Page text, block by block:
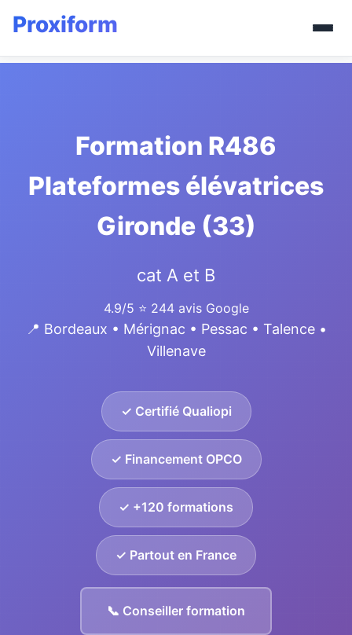
Formation R486
Plateformes élévatrices
Gironde (33)
cat A et B
4.9/5 ⭐ 244 avis Google
📍 Bordeaux • Mérignac • Pessac • Talence •
Villenave
✓ Certifié Qualiopi
✓ Financement OPCO
✓ +120 formations
✓ Partout en France
📞 Conseiller formation